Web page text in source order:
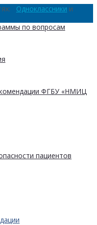
по вопросам
ФГБУ «НМИЦ
пациентов
Одноклассники и